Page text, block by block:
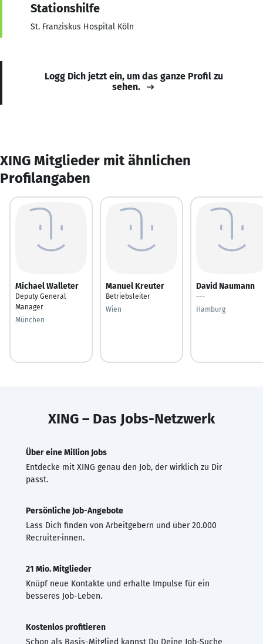
Stationshilfe
St. Franziskus Hospital Köln
Logg Dich jetzt ein, um das ganze Profil zu
sehen.
XING Mitglieder mit ähnlichen
Profilangaben
Michael Walleter
Deputy General
Manager
München
Manuel Kreuter
Betriebsleiter
Wien
David Naumann
---
Hamburg
XING – Das Jobs-Netzwerk
Über eine Million Jobs
Entdecke mit XING genau den Job, der wirklich zu Dir
passt.
Persönliche Job-Angebote
Lass Dich finden von Arbeitgebern und über 20.000
Recruiter·innen.
21 Mio. Mitglieder
Knüpf neue Kontakte und erhalte Impulse für ein
besseres Job-Leben.
Kostenlos profitieren
Schon als Basis-Mitglied kannst Du Deine Job-Suche